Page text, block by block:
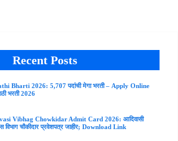
Recent Posts
Bharti 2026: 5,707 पदांची मेगा भरती – Apply Online
भरती 2026
Vibhag Chowkidar Admit Card 2026: आदिवासी
विभाग चौकीदार प्रवेशपत्र जाहीर; Download Link